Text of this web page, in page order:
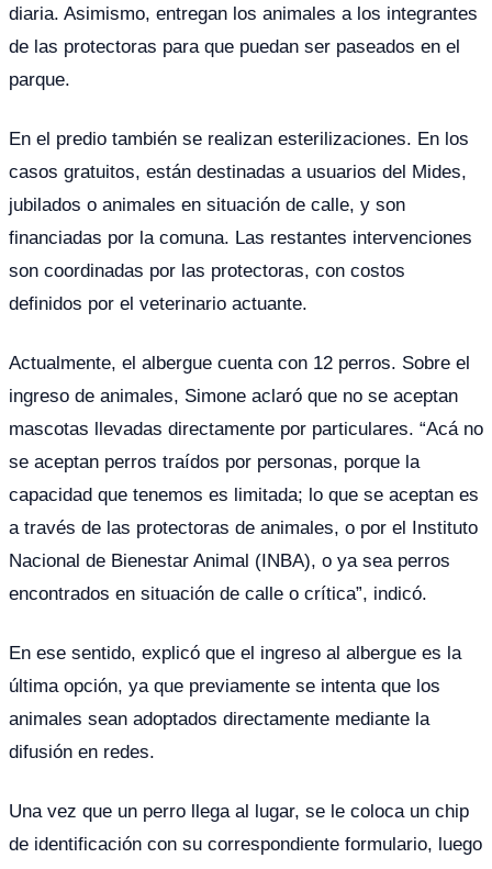
diaria. Asimismo, entregan los animales a los integrantes
de las protectoras para que puedan ser paseados en el
parque.
En el predio también se realizan esterilizaciones. En los
casos gratuitos, están destinadas a usuarios del Mides,
jubilados o animales en situación de calle, y son
financiadas por la comuna. Las restantes intervenciones
son coordinadas por las protectoras, con costos
definidos por el veterinario actuante.
Actualmente, el albergue cuenta con 12 perros. Sobre el
ingreso de animales, Simone aclaró que no se aceptan
mascotas llevadas directamente por particulares. “Acá no
se aceptan perros traídos por personas, porque la
capacidad que tenemos es limitada; lo que se aceptan es
a través de las protectoras de animales, o por el Instituto
Nacional de Bienestar Animal (INBA), o ya sea perros
encontrados en situación de calle o crítica”, indicó.
En ese sentido, explicó que el ingreso al albergue es la
última opción, ya que previamente se intenta que los
animales sean adoptados directamente mediante la
difusión en redes.
Una vez que un perro llega al lugar, se le coloca un chip
de identificación con su correspondiente formulario, luego